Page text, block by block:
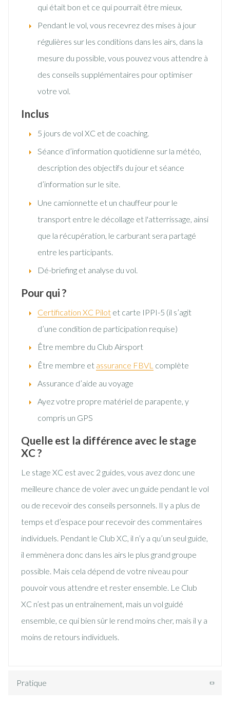
qui était bon et ce qui pourrait être mieux.
Pendant le vol, vous recevrez des mises à jour
régulières sur les conditions dans les airs, dans la
mesure du possible, vous pouvez vous attendre à
des conseils supplémentaires pour optimiser
votre vol.
Inclus
5 jours de vol XC et de coaching.
Séance d’information quotidienne sur la météo,
description des objectifs du jour et séance
d’information sur le site.
Une camionnette et un chauffeur pour le
transport entre le décollage et l'atterrissage, ainsi
que la récupération, le carburant sera partagé
entre les participants.
Dé-briefing et analyse du vol.
Pour qui ?
Certification XC Pilot et carte IPPI-5 (il s’agit
d’une condition de participation requise)
Être membre du Club Airsport
Être membre et assurance FBVL complète
Assurance d’aide au voyage
Ayez votre propre matériel de parapente, y
compris un GPS
Quelle est la différence avec le stage
XC ?
Le stage XC est avec 2 guides, vous avez donc une
meilleure chance de voler avec un guide pendant le vol
ou de recevoir des conseils personnels. Il y a plus de
temps et d’espace pour recevoir des commentaires
individuels. Pendant le Club XC, il n’y a qu’un seul guide,
il emmènera donc dans les airs le plus grand groupe
possible. Mais cela dépend de votre niveau pour
pouvoir vous attendre et rester ensemble. Le Club
XC n’est pas un entraînement, mais un vol guidé
ensemble, ce qui bien sûr le rend moins cher, mais il y a
moins de retours individuels.
Pratique